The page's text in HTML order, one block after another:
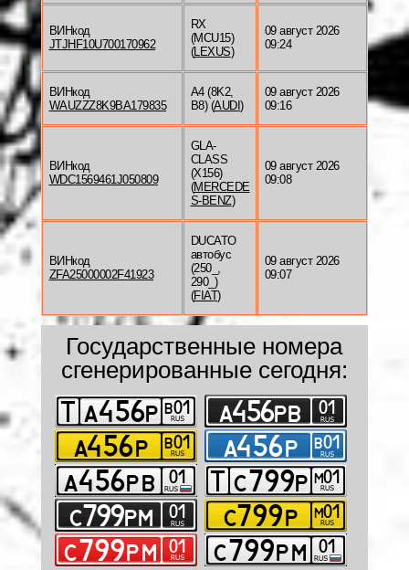
ВИНкод
JTJHF10U700170962
RX
(MCU15)
(LEXUS)
09 август 2026
09:24
ВИНкод
WAUZZZ8K9BA179835
A4 (8K2,
B8) (AUDI )
09 август 2026
09:16
ВИНкод
WDC1569461J050809
GLA-
CLASS
(X156)
(MERCEDE
S-BENZ)
09 август 2026
09:08
ВИНкод
ZFA25000002F41923
DUCATO
автобус
(250_,
290_)
(FIAT)
09 август 2026
09:07
Государственные номера
сгенерированные сегодня: